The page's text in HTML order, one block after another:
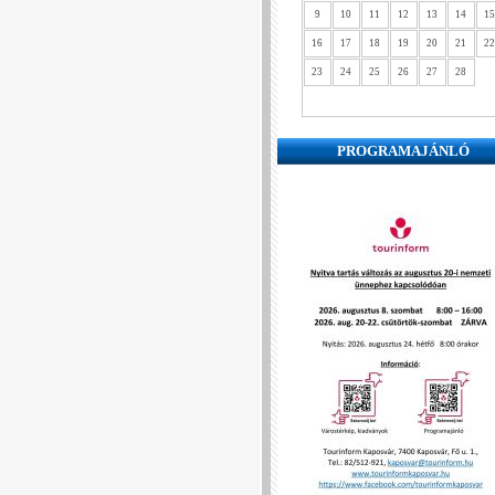
9 10 11 12 13 14 15
16 17 18 19 20 21 22
23 24 25 26 27 28
PROGRAMAJÁNLÓ